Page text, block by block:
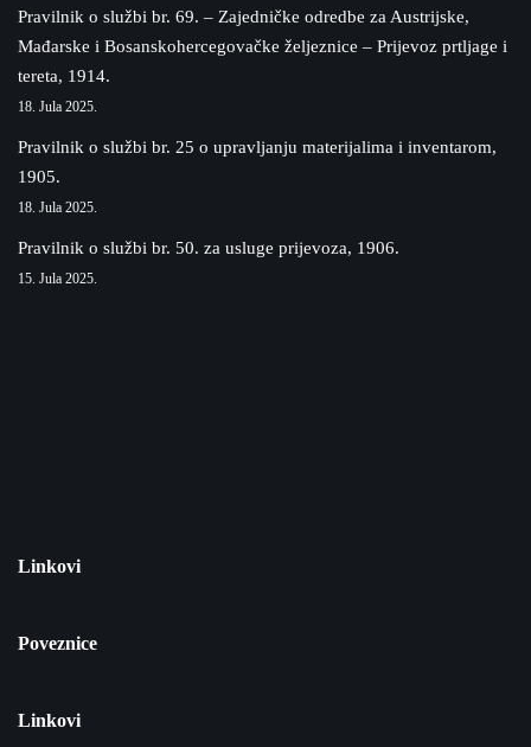
Pravilnik o službi br. 69. – Zajedničke odredbe za Austrijske,
Mađarske i Bosanskohercegovačke željeznice – Prijevoz prtljage i
tereta, 1914.
18. Jula 2025.
Pravilnik o službi br. 25 o upravljanju materijalima i inventarom,
1905.
18. Jula 2025.
Pravilnik o službi br. 50. za usluge prijevoza, 1906.
15. Jula 2025.
Linkovi
Poveznice
Linkovi